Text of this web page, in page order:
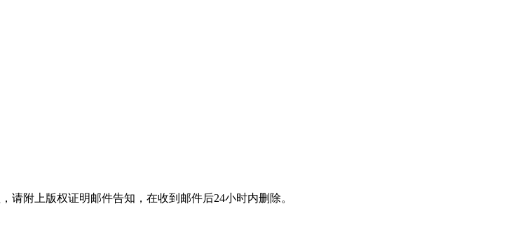
附上版权证明邮件告知，在收到邮件后24小时内删除。